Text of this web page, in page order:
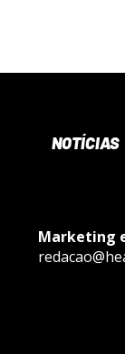
NOTÍCIAS
Marketing